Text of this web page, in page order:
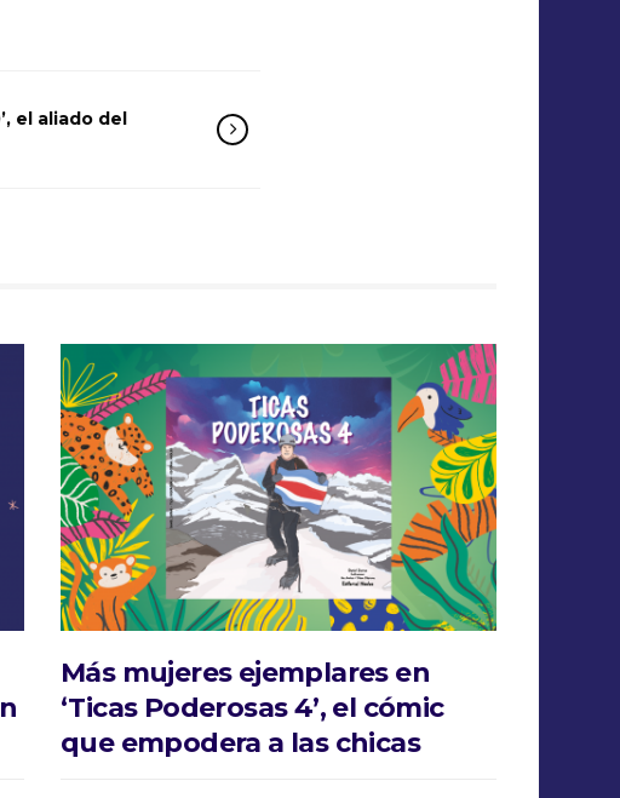
el aliado del
Más mujeres ejemplares en
‘Ticas Poderosas 4’, el cómic
que empodera a las chicas